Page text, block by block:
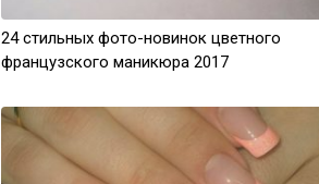
24 стильных фото-новинок цветного
французского маникюра 2017